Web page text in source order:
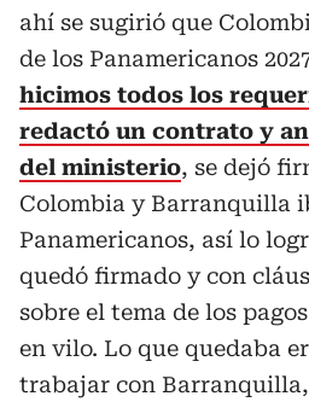
ahí se sugirió que
de los Panamericanos
hicimos todos los
redactó un contrato y
del ministerio, se dejó
Colombia y Barranquilla
Panamericanos, así lo
quedó firmado y con
sobre el tema de los
en vilo. Lo que quedaba
trabajar con